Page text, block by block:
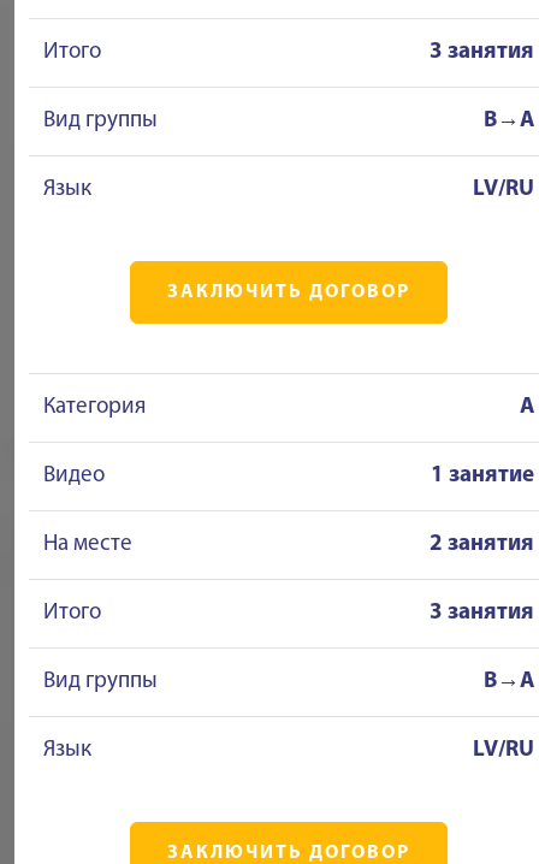
Итого 3 занятия
Вид группы B→A
Язык LV/RU
ЗАКЛЮЧИТЬ ДОГОВОР
Категория A
Видео 1 занятие
На месте 2 занятия
Итого 3 занятия
Вид группы B→A
Язык LV/RU
ЗАКЛЮЧИТЬ ДОГОВОР